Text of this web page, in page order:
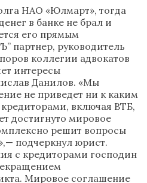
НАО «Юлмарт», тогда
в банке не брал и
его прямым
партнер, руководитель
коллегии адвокатов
интересы
Данилов. «Мы
не приведет ни к каким
включая ВТБ,
достигнуто мировое
решит вопросы
подчеркнул юрист.
с кредиторами господин
Мировое соглашение